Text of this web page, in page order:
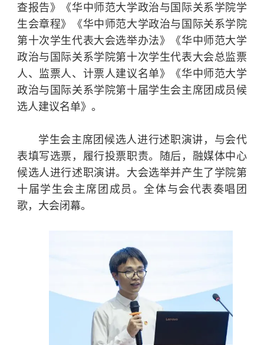
查报告》《华中师范大学政治与国际关系学院学
生会章程》《华中师范大学政治与国际关系学院
第十次学生代表大会选举办法》《华中师范大学
政治与国际关系学院第十次学生代表大会总监票
人、监票人、计票人建议名单》《华中师范大学
政治与国际关系学院第十届学生会主席团成员候
选人建议名单》。
学生会主席团候选人进行述职演讲，与会代
表填写选票，履行投票职责。随后，融媒体中心
候选人进行述职演讲。大会选举并产生了学院第
十届学生会主席团成员。全体与会代表奏唱团
歌，大会闭幕。